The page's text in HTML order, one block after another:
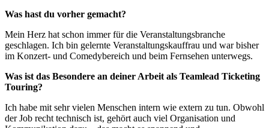
Was hast du vorher gemacht?
Mein Herz hat schon immer für die Veranstaltungsbranche
geschlagen. Ich bin gelernte Veranstaltungskauffrau und war bisher
im Konzert- und Comedybereich und beim Fernsehen unterwegs.
Was ist das Besondere an deiner Arbeit als Teamlead Ticketing
Touring?
Ich habe mit sehr vielen Menschen intern wie extern zu tun. Obwohl
der Job recht technisch ist, gehört auch viel Organisation und